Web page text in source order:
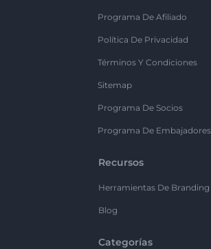
Programa De Afiliado
Política De Privacidad
Términos Y Condiciones
Sitemap
Programa De Socios
Programa De Embajadores
Recursos
Herramientas De Branding
Blog
Categorías